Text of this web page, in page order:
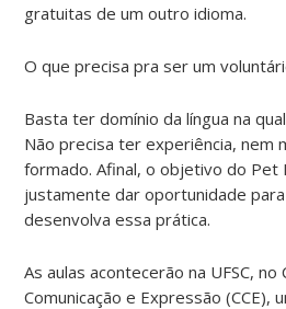
gratuitas de um outro idioma.
O que precisa pra ser um
Basta ter domínio da língua na
Não precisa ter experiência, nem
formado. Afinal, o objetivo do Pet
justamente dar oportunidade
desenvolva essa prática.
As aulas acontecerão na UFSC, no
Comunicação e Expressão (CCE),